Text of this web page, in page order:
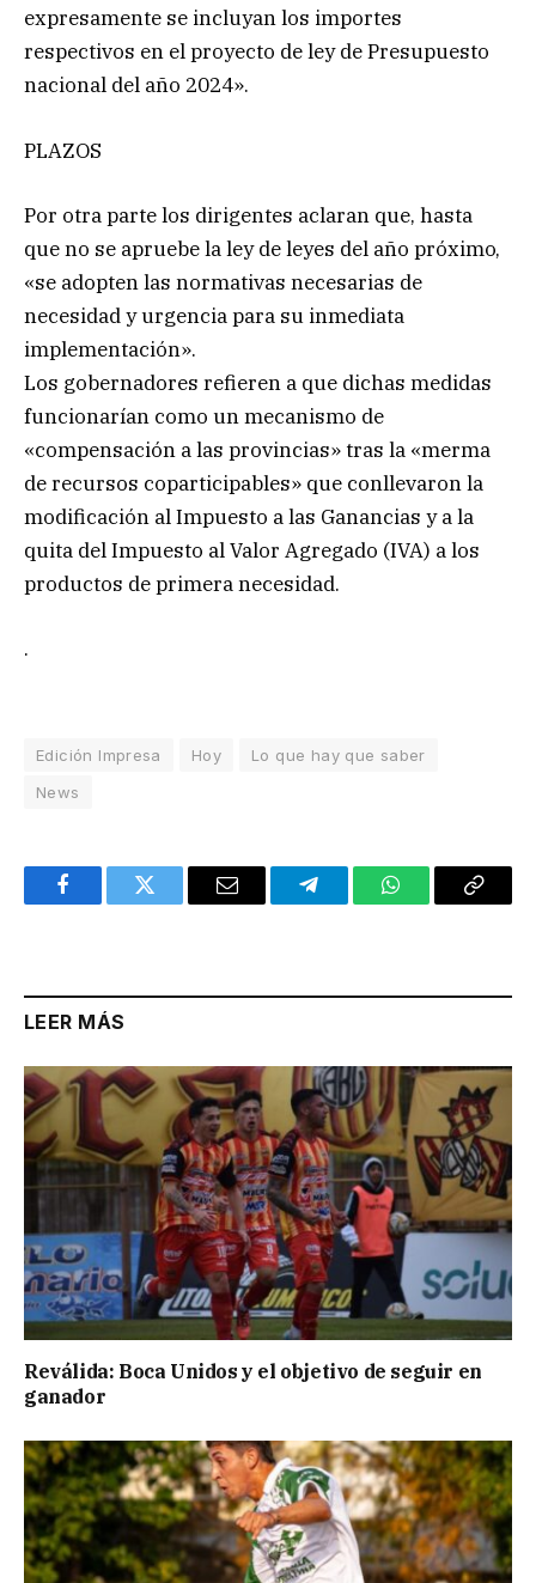
expresamente se incluyan los importes
respectivos en el proyecto de ley de Presupuesto
nacional del año 2024».
PLAZOS
Por otra parte los dirigentes aclaran que, hasta
que no se apruebe la ley de leyes del año próximo,
«se adopten las normativas necesarias de
necesidad y urgencia para su inmediata
implementación».
Los gobernadores refieren a que dichas medidas
funcionarían como un mecanismo de
«compensación a las provincias» tras la «merma
de recursos coparticipables» que conllevaron la
modificación al Impuesto a las Ganancias y a la
quita del Impuesto al Valor Agregado (IVA) a los
productos de primera necesidad.
.
Edición Impresa Hoy
Lo que hay que saber
News
FacebookTwitter Email TelegramWhatsAppCopy
LEER MÁS
Reválida: Boca Unidos y el objetivo de seguir en
ganador